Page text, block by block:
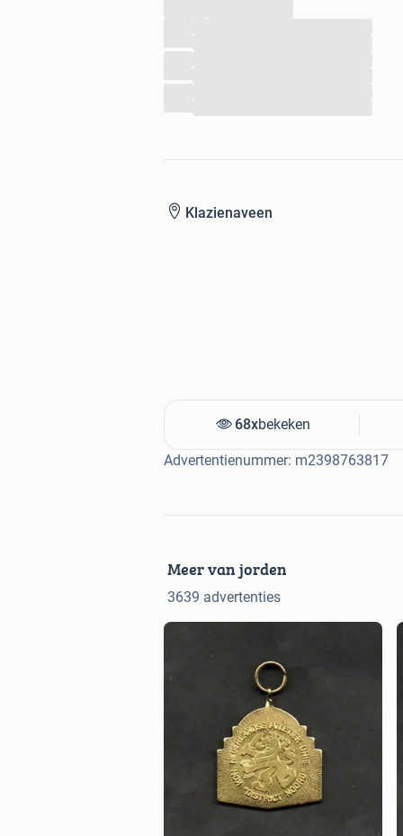
Klazienaveen
68xbekeken
Advertentienummer: m2398763817
Meer van jorden
3639 advertenties